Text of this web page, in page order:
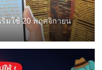
มใช้ 20 พฤศจิกายน